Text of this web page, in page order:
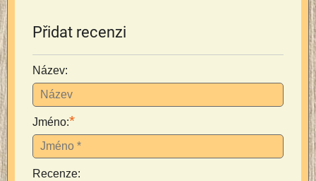
Přidat recenzi
Název:
Jméno:*
Recenze: